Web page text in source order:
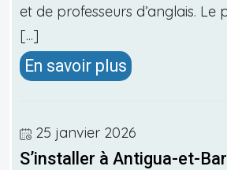
et de professeurs d’anglais. Le
[...]
En savoir plus
25 janvier 2026
S’installer à Antigua-et-